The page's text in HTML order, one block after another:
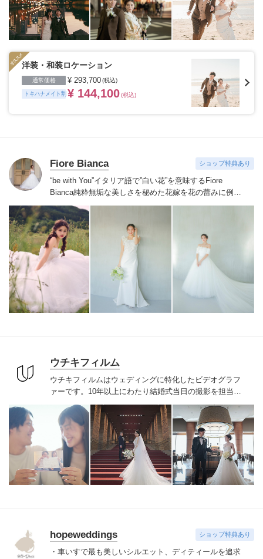
つもの二人の姿を思い出の場所、ヘアメイクや衣装など
が揃ったスタジオ、フィレンツェやパリ・ニューヨー
ク・ハワイ・グアムなど世界中の好きな国、こだわって
特別な一日の大切な瞬間を残したいカップルにおすすめ
できない場合がございます。
洋装・和装ロケーション
通常価格 ¥ 293,700(税込)
トキハナメイト割 ¥ 144,100(税込)
Fiore Bianca ショップ特典あり
“be with You”イタリア語で”白い花”を意味するFiore
Bianca純粋無垢な美しさを秘めた花嫁を花の蕾みに例え
白い花が咲くまでのストーリーをあなたと共に紡いでい
きます
世界を巡り出会ったデザイナーズブランドや、オ
リジナルドレスはまだ見ぬ新しい自分の姿へと出会わせ
てくれます。
誰かの真似ではなくあなただからできるス
タイルへあなたにしかできないブライズスタイルへ導き
ます。
美しい白い花を咲かせ今よりずっと好きな自分
ウチキフィルム
ウチキフィルムはウェディングに特化したビデオグラフ
ァーです。 10年以上にわたり結婚式当日の撮影を担当さ
せていただくカップルへヒアリングをもとにオリジナル
な私服前撮りを提案してきました。 ご自宅やご実家、学
校に職場、2人のルーツを辿り結婚式の一日だけでなく人
生そのものを描く唯一無二な2人のためだけのウェディン
グムービーを提供しています。
hopeweddings ショップ特典あり
・車いすで最も美しいシルエット、ディティールを追求